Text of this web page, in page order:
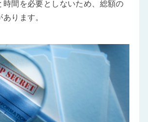
時間を必要としないため、総額の
ります。